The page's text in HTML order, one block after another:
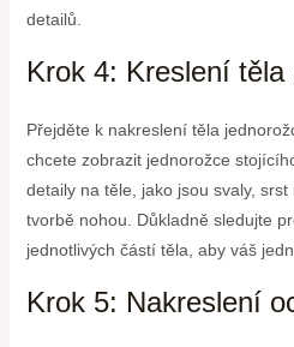
detailů.
Krok 4: Kreslení těla
Přejděte k nakreslení těla
chcete zobrazit jednorožce
detaily na těle, jako jsou svaly,
tvorbě nohou. Důkladně sledujte
jednotlivých částí těla, aby váš
Krok 5: Nakreslení